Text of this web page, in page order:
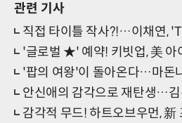
관련 기사
직접 타이틀 작사?!…이채연, 'Till
'글로벌 ★' 예약! 키빗업, 美 아
'팝의 여왕'이 돌아온다…마돈나, 7
안신애의 감각으로 재탄생…김건모
감각적 무드! 하트오브우먼, 新 프